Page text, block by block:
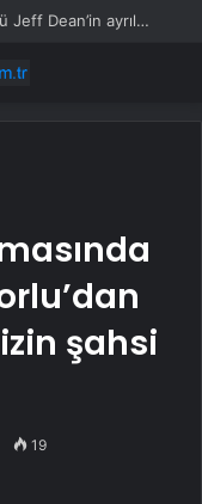
Alphabet hisseleri yapay zeka öncüsü Jeff Dean’in ayrılmasıyla %5 düştü
şahsi
19